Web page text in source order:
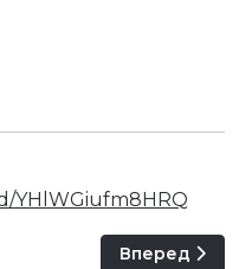
YHlWGiufm8HRQ
кадры и Следующий:
Вперед